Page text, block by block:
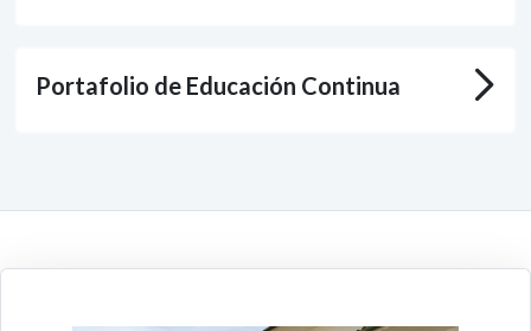
Portafolio de Educación Continua